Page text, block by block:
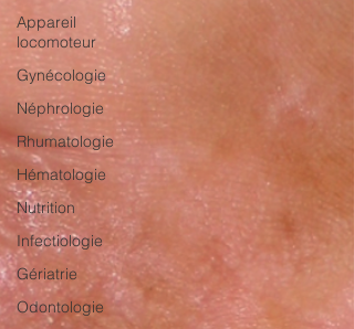
Appareil
locomoteur
Gynécologie
Néphrologie
Rhumatologie
Hématologie
Nutrition
Infectiologie
Gériatrie
Odontologie